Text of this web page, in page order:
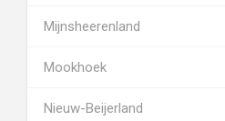
Mijnsheerenland
Mookhoek
Nieuw-Beijerland